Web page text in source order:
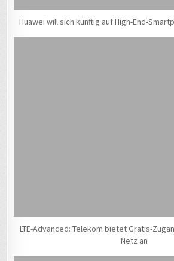
Huawei will sich künftig auf High-End-
LTE-Advanced: Telekom bietet Gratis-
Netz an